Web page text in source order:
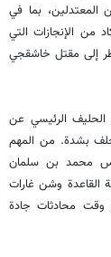
المعتدلين، بما في
من الإنجازات التي
إلى مقتل خاشقجي
الحليف الرئيسي عن
بشدة. من المهم
محمد بن سلمان
فاتر في ملاحقة القاعدة وشن غارات
محادثات جادة